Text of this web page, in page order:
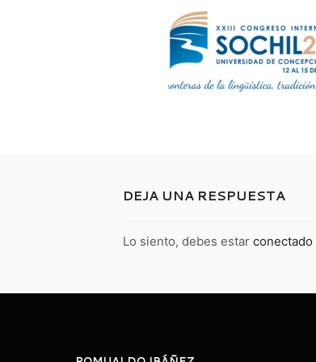
DEJA UNA RESPUESTA
Lo siento, debes estar conectado